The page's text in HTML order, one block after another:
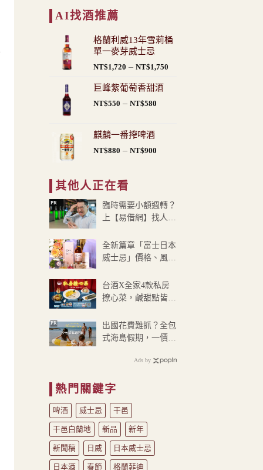
AI找酒推薦
格蘭利威13年雪莉桶
單一麥芽威士忌
NT$1,720 – NT$1,750價
巨峰紫葡萄香甜酒
NT$550 – NT$580價
NT$550
麒麟一番搾啤酒
NT$880 – NT$900價
NT$880
到
NT$900
其他人正在看
臨時需要小額週轉？
上【易借網】找人
PR
全新篇章「富士日本
威士忌」價格、風
台酒X全家4款私房
撩心菜，鹹甜點皆融
酒香氣
出國花費難抓？全包
式海島假期，一價搞
PR
Ads by
熱門關鍵字
啤酒 威士忌 干邑
干邑白蘭地 新品 新年
新聞稿 日威 日本威士忌
日本酒 春節 格蘭菲迪